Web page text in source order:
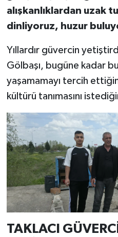
alışkanlıklardan uzak
dinliyoruz, huzur
Yıllardır güvercin
Gölbaşı, bugüne kadar
yaşamamayı tercih
kültürü tanımasını
TAKLACI